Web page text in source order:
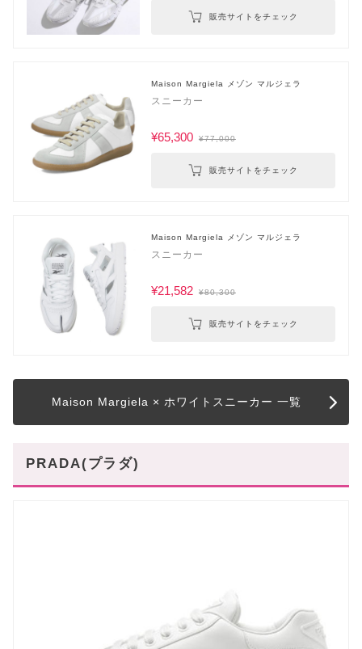
販売サイトをチェック
Maison Margiela メゾン マルジェラ
スニーカー
¥65,300 ¥77,000
販売サイトをチェック
Maison Margiela メゾン マルジェラ
スニーカー
¥21,582 ¥80,300
販売サイトをチェック
Maison Margiela × ホワイトスニーカー 一覧
PRADA(プラダ)